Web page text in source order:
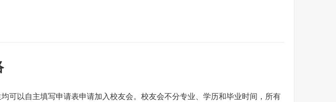
可以自主填写申请表申请加入校友会。校友会不分专业、学历和毕业时间，所有